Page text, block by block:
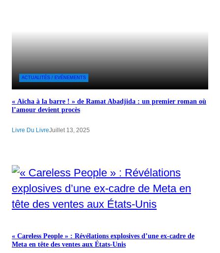
ACTUALITÉS / EVÉNEMENTS
« Aïcha à la barre ! » de Ramat Abadjida : un premier roman où
l’amour devient procès
Livre Du LivreJuillet 13, 2025
« Careless People » : Révélations explosives d’une ex-cadre de
Meta en tête des ventes aux États-Unis